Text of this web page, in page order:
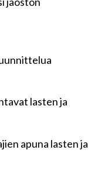
lasten ja
apuna lasten ja